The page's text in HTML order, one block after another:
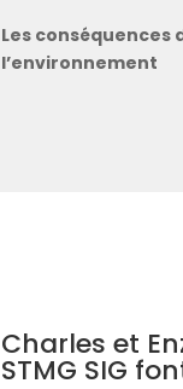
Les conséquences
l’environnement
Charles et
STMG SIG